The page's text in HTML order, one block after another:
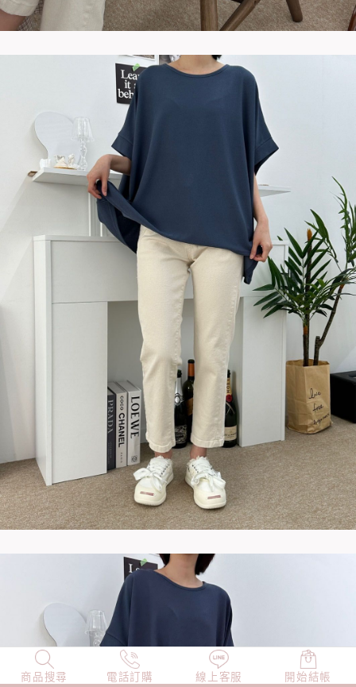
商品搜尋 電話訂購 線上客服 開始結帳
NEW 店長精選 TOP100 小編穿搭